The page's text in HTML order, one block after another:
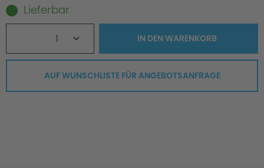
Lieferbar
1 IN DENWARENKORB
AUF WUNSCHLISTE FÜR ANGEBOTSANFRAGE